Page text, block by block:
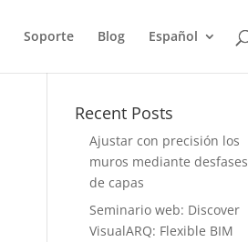
Soporte Blog Español
Recent Posts
Ajustar con precisión los
muros mediante desfases
de capas
Seminario web: Discover
VisualARQ: Flexible BIM